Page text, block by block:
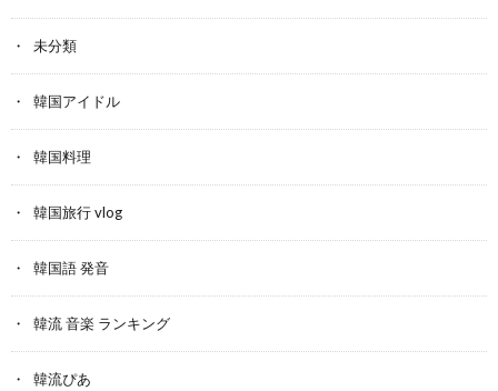
未分類
韓国アイドル
韓国料理
韓国旅行 vlog
韓国語 発音
韓流 音楽 ランキング
韓流ぴあ